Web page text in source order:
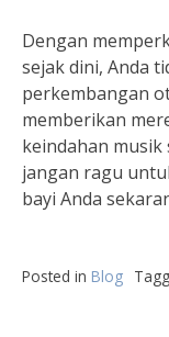
Dengan
sejak dini, Anda
perkembangan
memberikan
keindahan musik
jangan ragu
bayi Anda
Posted in Blog